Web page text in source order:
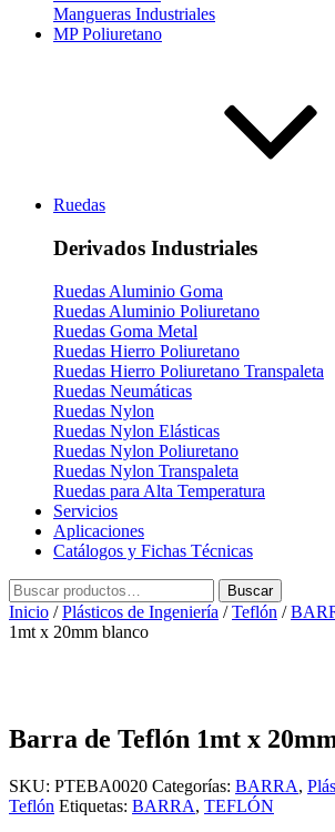
Mangueras Industriales
MP Poliuretano
Ruedas
Derivados Industriales
Ruedas Aluminio Goma
Ruedas Aluminio Poliuretano
Ruedas Goma Metal
Ruedas Hierro Poliuretano
Ruedas Hierro Poliuretano Transpaleta
Ruedas Neumáticas
Ruedas Nylon
Ruedas Nylon Elásticas
Ruedas Nylon Poliuretano
Ruedas Nylon Transpaleta
Ruedas para Alta Temperatura
Servicios
Aplicaciones
Catálogos y Fichas Técnicas
Buscar
por:
Buscar
Inicio /Plásticos de Ingeniería /Teflón /
1mt x 20mm blanco
Barra de Teflón 1mt x
SKU: PTEBA0020 Categorías: BARRA,
Teflón Etiquetas: BARRA, TEFLÓN